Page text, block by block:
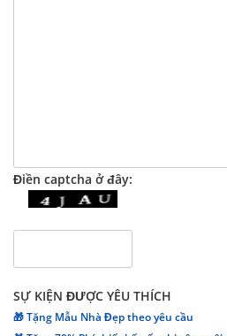
Điền captcha ở đây:
SỰ KIỆN ĐƯỢC YÊU THÍCH
🎁 Tặng Mẫu Nhà Đẹp theo yêu cầu